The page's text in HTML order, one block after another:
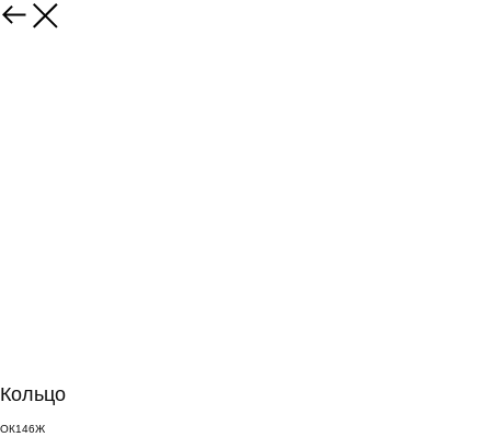
Кольцо
ОК146Ж